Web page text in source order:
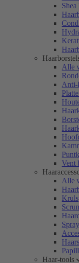
Alle
Anti-
Vent
Alle
Haar-tools